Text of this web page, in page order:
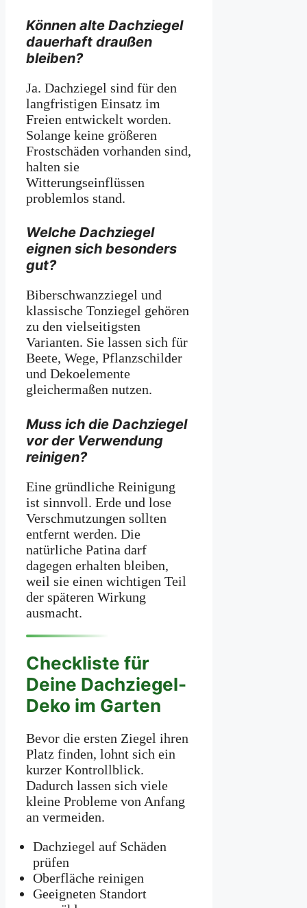
Können alte Dachziegel
dauerhaft draußen
bleiben?
Ja. Dachziegel sind für den
langfristigen Einsatz im
Freien entwickelt worden.
Solange keine größeren
Frostschäden vorhanden sind,
halten sie
Witterungseinflüssen
problemlos stand.
Welche Dachziegel
eignen sich besonders
gut?
Biberschwanzziegel und
klassische Tonziegel gehören
zu den vielseitigsten
Varianten. Sie lassen sich für
Beete, Wege, Pflanzschilder
und Dekoelemente
gleichermaßen nutzen.
Muss ich die Dachziegel
vor der Verwendung
reinigen?
Eine gründliche Reinigung
ist sinnvoll. Erde und lose
Verschmutzungen sollten
entfernt werden. Die
natürliche Patina darf
dagegen erhalten bleiben,
weil sie einen wichtigen Teil
der späteren Wirkung
ausmacht.
Checkliste für
Deine Dachziegel-
Deko im Garten
Bevor die ersten Ziegel ihren
Platz finden, lohnt sich ein
kurzer Kontrollblick.
Dadurch lassen sich viele
kleine Probleme von Anfang
an vermeiden.
Dachziegel auf Schäden
prüfen
Oberfläche reinigen
Geeigneten Standort